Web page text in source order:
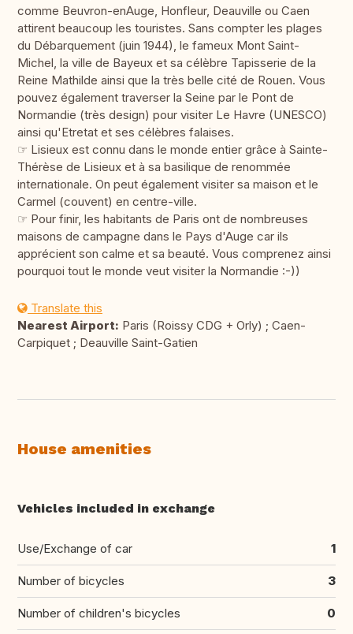
comme Beuvron-enAuge, Honfleur, Deauville ou Caen
attirent beaucoup les touristes. Sans compter les plages
du Débarquement (juin 1944), le fameux Mont Saint-
Michel, la ville de Bayeux et sa célèbre Tapisserie de la
Reine Mathilde ainsi que la très belle cité de Rouen. Vous
pouvez également traverser la Seine par le Pont de
Normandie (très design) pour visiter Le Havre (UNESCO)
ainsi qu'Etretat et ses célèbres falaises.
☞ Lisieux est connu dans le monde entier grâce à Sainte-
Thérèse de Lisieux et à sa basilique de renommée
internationale. On peut également visiter sa maison et le
Carmel (couvent) en centre-ville.
☞ Pour finir, les habitants de Paris ont de nombreuses
maisons de campagne dans le Pays d'Auge car ils
apprécient son calme et sa beauté. Vous comprenez ainsi
pourquoi tout le monde veut visiter la Normandie :-))
Translate this
Nearest Airport: Paris (Roissy CDG + Orly) ; Caen-
Carpiquet ; Deauville Saint-Gatien
House amenities
Vehicles included in exchange
Use/Exchange of car 1
Number of bicycles 3
Number of children's bicycles 0